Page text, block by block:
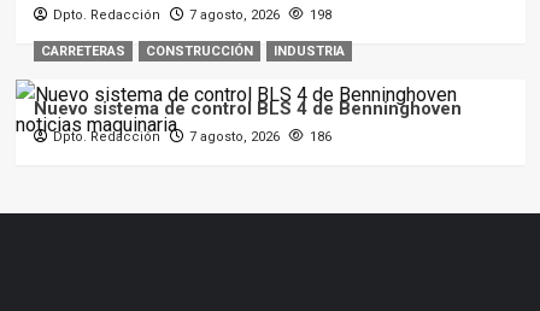
Dpto. Redacción 7 agosto, 2026 198
CARRETERAS CONSTRUCCIÓN INDUSTRIA
Nuevo sistema de control BLS 4 de Benninghoven
Dpto. Redacción 7 agosto, 2026 186